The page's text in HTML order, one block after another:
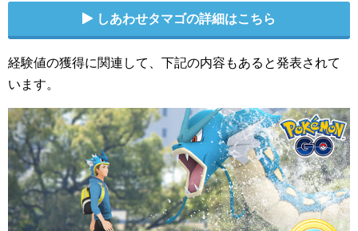
しあわせタマゴの詳細はこちら
経験値の獲得に関連して、下記の内容もあると発表されて
います。